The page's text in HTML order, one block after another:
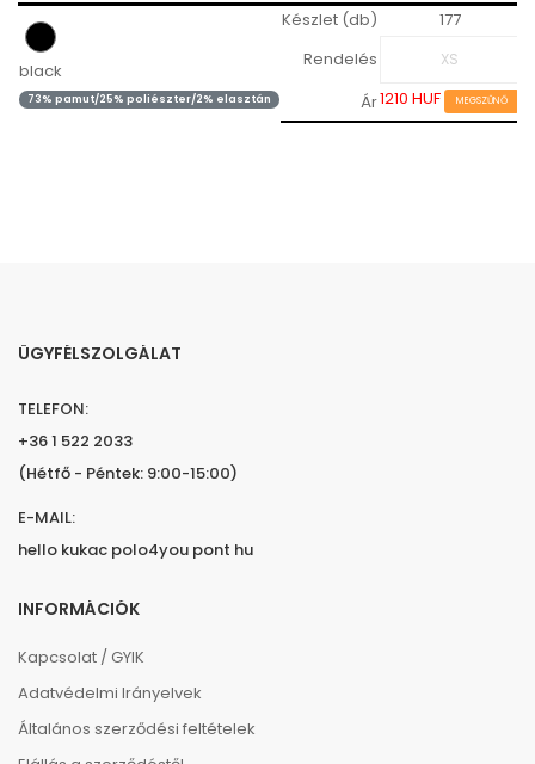
black
73% pamut/25% poliészter/2% elasztán
Készlet (db)
177
Rendelés
Ár1210 HUF MEGSZŰNŐ
ÜGYFÉLSZOLGÁLAT
TELEFON:
+36 1 522 2033
(Hétfő - Péntek: 9:00-15:00)
E-MAIL:
hello kukac polo4you pont hu
INFORMÁCIÓK
Kapcsolat / GYIK
Adatvédelmi Irányelvek
Általános szerződési feltételek